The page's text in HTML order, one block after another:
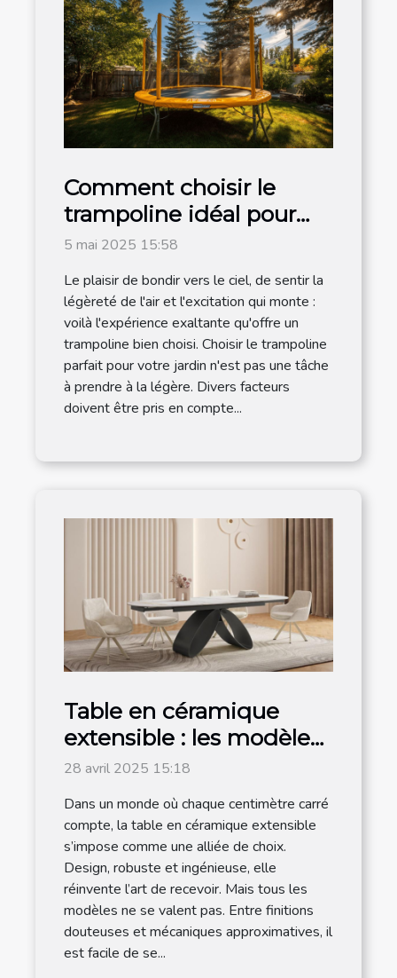
Comment choisir le
trampoline idéal pour
votre jardin
5 mai 2025 15:58
Le plaisir de bondir vers le ciel, de sentir la
légèreté de l'air et l'excitation qui monte :
voilà l'expérience exaltante qu'offre un
trampoline bien choisi. Choisir le trampoline
parfait pour votre jardin n'est pas une tâche
à prendre à la légère. Divers facteurs
doivent être pris en compte...
Table en céramique
extensible : les modèles
les plus en vogue sont
chez Meublissime
28 avril 2025 15:18
Dans un monde où chaque centimètre carré
compte, la table en céramique extensible
s’impose comme une alliée de choix.
Design, robuste et ingénieuse, elle
réinvente l’art de recevoir. Mais tous les
modèles ne se valent pas. Entre finitions
douteuses et mécaniques approximatives, il
est facile de se...